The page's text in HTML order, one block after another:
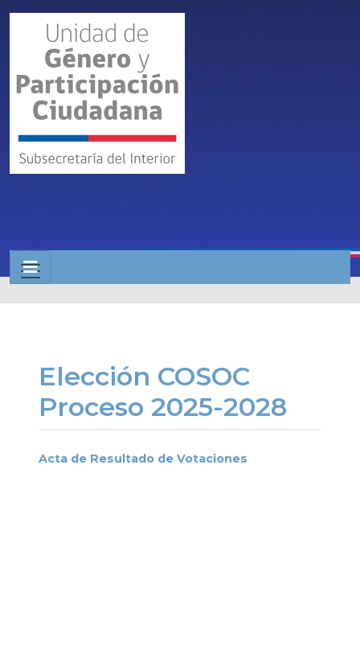
Elección COSOC
Proceso 2025-2028
Acta de Resultado de Votaciones